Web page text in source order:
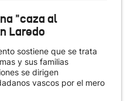
"caza al
Laredo
sostiene que se trata
y sus familias
se dirigen
vascos por el mero